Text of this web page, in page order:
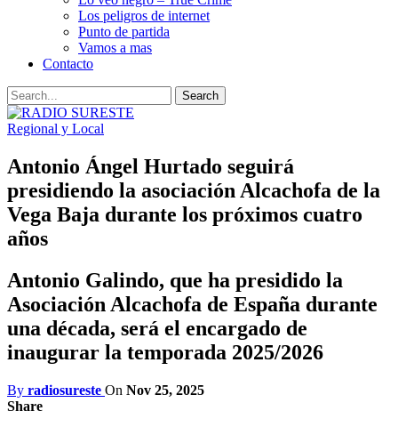
Los peligros de internet
Punto de partida
Vamos a mas
Contacto
Regional y Local
Antonio Ángel Hurtado seguirá
presidiendo la asociación Alcachofa de la
Vega Baja durante los próximos cuatro
años
Antonio Galindo, que ha presidido la
Asociación Alcachofa de España durante
una década, será el encargado de
inaugurar la temporada 2025/2026
By radiosureste On Nov 25, 2025
Share